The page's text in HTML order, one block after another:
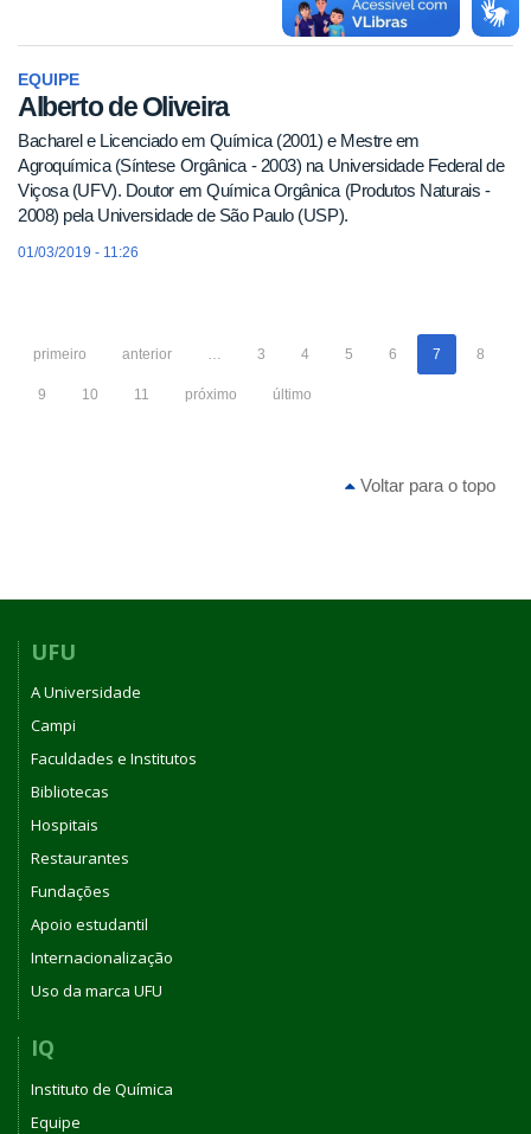
EQUIPE
Alberto de Oliveira
Bacharel e Licenciado em Química (2001) e Mestre em
Agroquímica (Síntese Orgânica - 2003) na Universidade Federal de
Viçosa (UFV). Doutor em Química Orgânica (Produtos Naturais -
2008) pela Universidade de São Paulo (USP).
01/03/2019 - 11:26
primeiro anterior … 3 4 5 6 7 8
9 10 11 próximo último
Voltar para o topo
UFU
A Universidade
Campi
Faculdades e Institutos
Bibliotecas
Hospitais
Restaurantes
Fundações
Apoio estudantil
Internacionalização
Uso da marca UFU
IQ
Instituto de Química
Equipe